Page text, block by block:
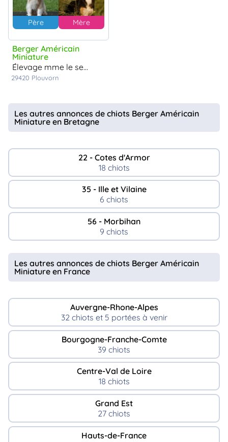
Père Mère
Berger Américain
Miniature
élevage mme le seach
29420 Plouvorn
Les autres annonces de chiots Berger Américain
Miniature en Bretagne
22 - Cotes d'Armor
18 chiots
35 - Ille et Vilaine
6 chiots
56 - Morbihan
9 chiots
Les autres annonces de chiots Berger Américain
Miniature en France
Auvergne-Rhone-Alpes
32 chiots et 5 portées à venir
Bourgogne-Franche-Comte
39 chiots
Centre-Val de Loire
18 chiots
Grand Est
27 chiots
Hauts-de-France